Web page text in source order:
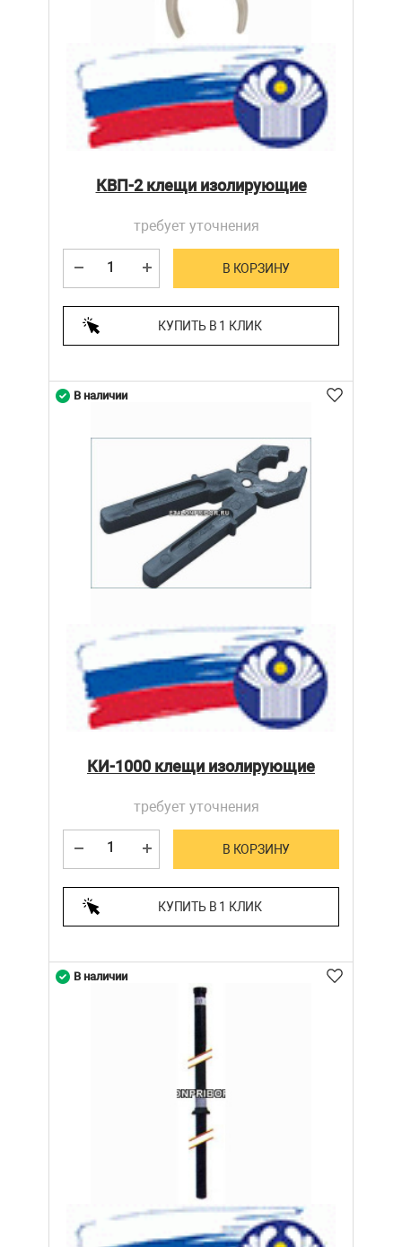
КВП-2 клещи изолирующие
требует уточнения
В КОРЗИНУ
КУПИТЬ В 1 КЛИК
КИ-1000 клещи изолирующие
требует уточнения
В КОРЗИНУ
КУПИТЬ В 1 КЛИК
В наличии
В наличии